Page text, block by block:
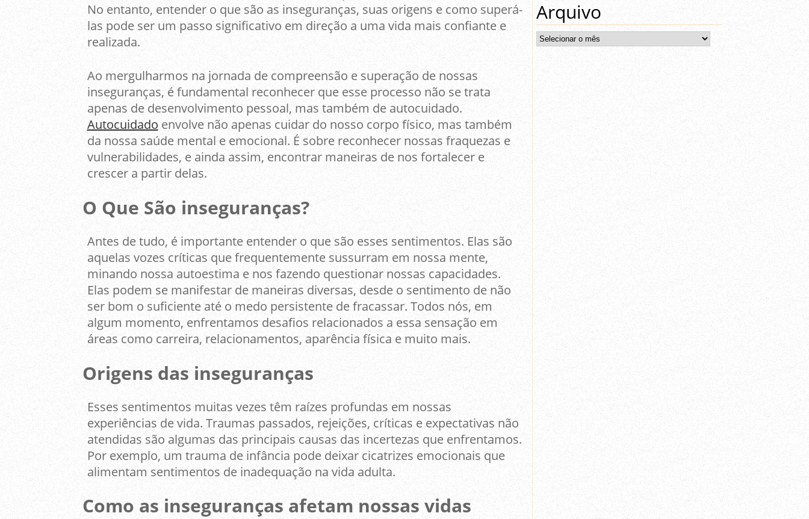
No entanto, entender o que são as inseguranças, suas origens e como superá-
las pode ser um passo significativo em direção a uma vida mais confiante e
realizada.
Ao mergulharmos na jornada de compreensão e superação de nossas
inseguranças, é fundamental reconhecer que esse processo não se trata
apenas de desenvolvimento pessoal, mas também de autocuidado.
Autocuidado envolve não apenas cuidar do nosso corpo físico, mas também
da nossa saúde mental e emocional. É sobre reconhecer nossas fraquezas e
vulnerabilidades, e ainda assim, encontrar maneiras de nos fortalecer e
crescer a partir delas.
O Que São inseguranças?
Antes de tudo, é importante entender o que são esses sentimentos. Elas são
aquelas vozes críticas que frequentemente sussurram em nossa mente,
minando nossa autoestima e nos fazendo questionar nossas capacidades.
Elas podem se manifestar de maneiras diversas, desde o sentimento de não
ser bom o suficiente até o medo persistente de fracassar. Todos nós, em
algum momento, enfrentamos desafios relacionados a essa sensação em
áreas como carreira, relacionamentos, aparência física e muito mais.
Origens das inseguranças
Esses sentimentos muitas vezes têm raízes profundas em nossas
experiências de vida. Traumas passados, rejeições, críticas e expectativas não
atendidas são algumas das principais causas das incertezas que enfrentamos.
Por exemplo, um trauma de infância pode deixar cicatrizes emocionais que
alimentam sentimentos de inadequação na vida adulta.
Como as inseguranças afetam nossas vidas
Arquivo
Arquivo